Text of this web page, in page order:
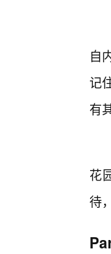
自
记
有
花
待